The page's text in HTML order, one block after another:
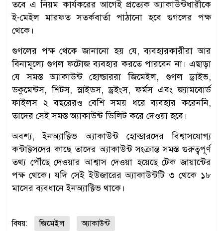
তবে এ নিয়ম কার্যকরের আগেই প্রত্যেক অ্যাকাউন্টধারীকে
ই-মেইল মারফত সতর্কবার্তা পাঠানো হবে গুগলের পক্ষ
থেকে।
গুগলের পক্ষ থেকে জানানো হয় যে, ব্যবহারকারীরা আর
বিনামূল্যে গুগল ফটোজ ব্যবহার করতে পারবেন না। এছাড়া
যে সমস্ত অ্যাকাউন্ট হোল্ডাররা জিমেইল, গুগল ড্রাইভ,
ডকুমেন্টস, শিটস, স্লাইডস, ড্রইংস, ফর্মস এবং জ্যামবোর্ড
ফাইলস ২ বছরেরও বেশি সময় ধরে ব্যবহার করেননি,
তাদের সেই সমস্ত অ্যাকাউন্ট ডিলিট করে দেওয়া হবে।
অবশ্য, ইনঅ্যাক্টিভ অ্যাকাউন্ট হোল্ডারদের বিশ্বাসযোগ্য
কন্টাক্টসদের কাছে তাদের অ্যাকাউন্ট সংক্রান্ত সমস্ত গুরুত্বপূর্ণ
তথ্য পৌঁছে দেওয়ার আশ্বাস দেওয়া হয়েছে টেক জায়ান্টের
পক্ষ থেকে। যদি সেই ইউজারের অ্যাকাউন্টটি ৩ থেকে ১৮
মাসের ব্যবধানে ইনঅ্যাক্টিভ থাকে।
বিষয়: জিমেইল অ্যাকাউন্ট